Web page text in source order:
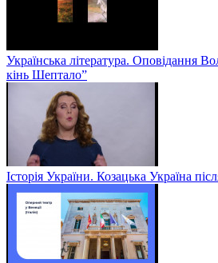
Українська література. Оповідання
кінь Шептало”
Історія України. Козацька Україна